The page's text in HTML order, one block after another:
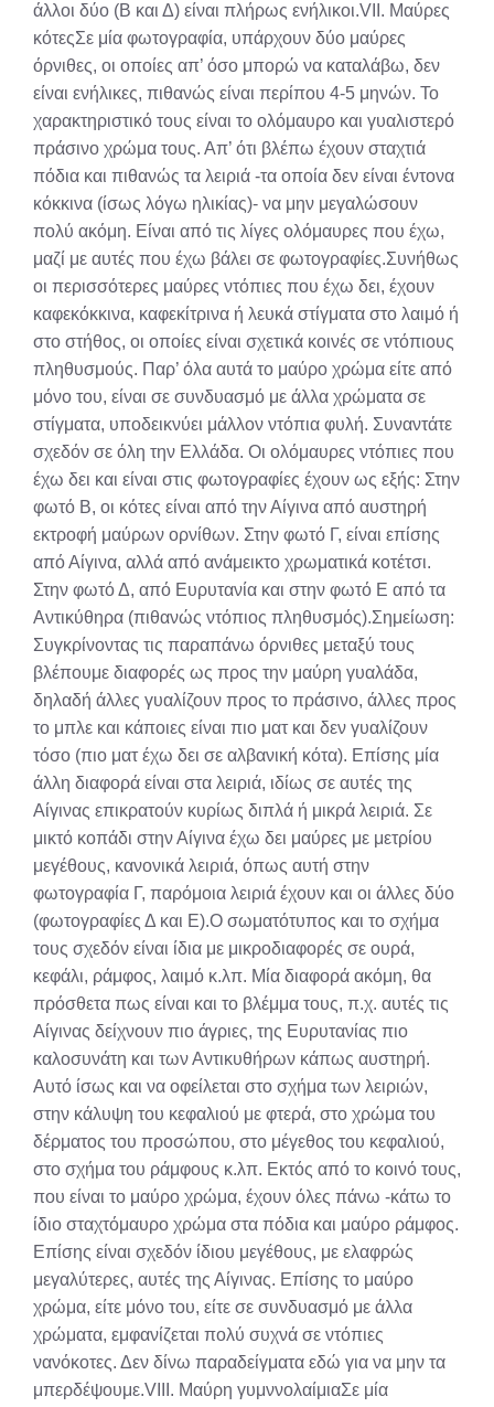
άλλοι δύο (Β και Δ) είναι πλήρως ενήλικοι.VII. Μαύρες
κότεςΣε μία φωτογραφία, υπάρχουν δύο μαύρες
όρνιθες, οι οποίες απ’ όσο μπορώ να καταλάβω, δεν
είναι ενήλικες, πιθανώς είναι περίπου 4-5 μηνών. Το
χαρακτηριστικό τους είναι το ολόμαυρο και γυαλιστερό
πράσινο χρώμα τους. Απ’ ότι βλέπω έχουν σταχτιά
πόδια και πιθανώς τα λειριά -τα οποία δεν είναι έντονα
κόκκινα (ίσως λόγω ηλικίας)- να μην μεγαλώσουν
πολύ ακόμη. Είναι από τις λίγες ολόμαυρες που έχω,
μαζί με αυτές που έχω βάλει σε φωτογραφίες.Συνήθως
οι περισσότερες μαύρες ντόπιες που έχω δει, έχουν
καφεκόκκινα, καφεκίτρινα ή λευκά στίγματα στο λαιμό ή
στο στήθος, οι οποίες είναι σχετικά κοινές σε ντόπιους
πληθυσμούς. Παρ’ όλα αυτά το μαύρο χρώμα είτε από
μόνο του, είναι σε συνδυασμό με άλλα χρώματα σε
στίγματα, υποδεικνύει μάλλον ντόπια φυλή. Συναντάτε
σχεδόν σε όλη την Ελλάδα. Οι ολόμαυρες ντόπιες που
έχω δει και είναι στις φωτογραφίες έχουν ως εξής: Στην
φωτό Β, οι κότες είναι από την Αίγινα από αυστηρή
εκτροφή μαύρων ορνίθων. Στην φωτό Γ, είναι επίσης
από Αίγινα, αλλά από ανάμεικτο χρωματικά κοτέτσι.
Στην φωτό Δ, από Ευρυτανία και στην φωτό Ε από τα
Αντικύθηρα (πιθανώς ντόπιος πληθυσμός).Σημείωση:
Συγκρίνοντας τις παραπάνω όρνιθες μεταξύ τους
βλέπουμε διαφορές ως προς την μαύρη γυαλάδα,
δηλαδή άλλες γυαλίζουν προς το πράσινο, άλλες προς
το μπλε και κάποιες είναι πιο ματ και δεν γυαλίζουν
τόσο (πιο ματ έχω δει σε αλβανική κότα). Επίσης μία
άλλη διαφορά είναι στα λειριά, ιδίως σε αυτές της
Αίγινας επικρατούν κυρίως διπλά ή μικρά λειριά. Σε
μικτό κοπάδι στην Αίγινα έχω δει μαύρες με μετρίου
μεγέθους, κανονικά λειριά, όπως αυτή στην
φωτογραφία Γ, παρόμοια λειριά έχουν και οι άλλες δύο
(φωτογραφίες Δ και Ε).Ο σωματότυπος και το σχήμα
τους σχεδόν είναι ίδια με μικροδιαφορές σε ουρά,
κεφάλι, ράμφος, λαιμό κ.λπ. Μία διαφορά ακόμη, θα
πρόσθετα πως είναι και το βλέμμα τους, π.χ. αυτές τις
Αίγινας δείχνουν πιο άγριες, της Ευρυτανίας πιο
καλοσυνάτη και των Αντικυθήρων κάπως αυστηρή.
Αυτό ίσως και να οφείλεται στο σχήμα των λειριών,
στην κάλυψη του κεφαλιού με φτερά, στο χρώμα του
δέρματος του προσώπου, στο μέγεθος του κεφαλιού,
στο σχήμα του ράμφους κ.λπ. Εκτός από το κοινό τους,
που είναι το μαύρο χρώμα, έχουν όλες πάνω -κάτω το
ίδιο σταχτόμαυρο χρώμα στα πόδια και μαύρο ράμφος.
Επίσης είναι σχεδόν ίδιου μεγέθους, με ελαφρώς
μεγαλύτερες, αυτές της Αίγινας. Επίσης το μαύρο
χρώμα, είτε μόνο του, είτε σε συνδυασμό με άλλα
χρώματα, εμφανίζεται πολύ συχνά σε ντόπιες
νανόκοτες. Δεν δίνω παραδείγματα εδώ για να μην τα
μπερδέψουμε.VIII. Μαύρη γυμννολαίμιαΣε μία